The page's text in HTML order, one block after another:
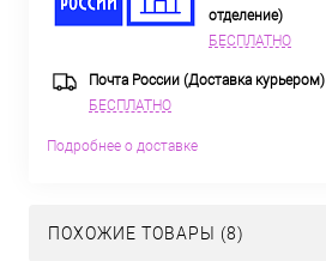
отделение)
БЕСПЛАТНО
Почта России (Доставка курьером)
БЕСПЛАТНО
Подробнее о доставке
ПОХОЖИЕ ТОВАРЫ (8)